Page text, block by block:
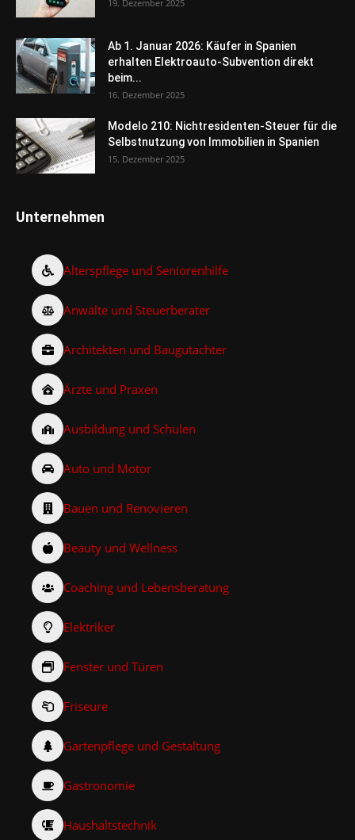
19. Dezember 2025
Ab 1. Januar 2026: Käufer in Spanien
erhalten Elektroauto-Subvention direkt
beim...
16. Dezember 2025
Modelo 210: Nichtresidenten-Steuer für die
Selbstnutzung von Immobilien in Spanien
15. Dezember 2025
Unternehmen
Alterspflege und Seniorenhilfe
Anwälte und Steuerberater
Architekten und Baugutachter
Ärzte und Praxen
Ausbildung und Schulen
Auto und Motor
Bauen und Renovieren
Beauty und Wellness
Coaching und Lebensberatung
Elektriker
Fenster und Türen
Friseure
Gartenpflege und Gestaltung
Gastronomie
Haushaltstechnik